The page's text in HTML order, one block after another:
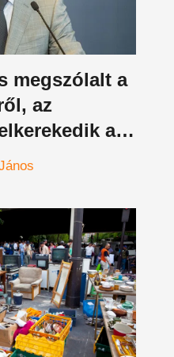
megszólalt a
az
a